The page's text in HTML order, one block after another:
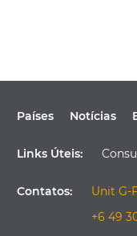
Países Notícias
Links Úteis:
Contatos:
Unit G-
+6 49